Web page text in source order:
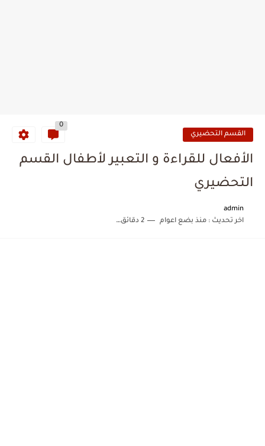
القسم التحضيري
0
الأفعال للقراءة و التعبير لأطفال القسم
التحضيري
admin
اخر تحديث :منذ بضع اعوام 2 دقائق للقراءة